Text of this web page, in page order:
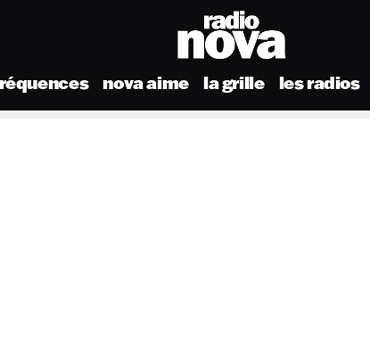
nova aime la grille les radios